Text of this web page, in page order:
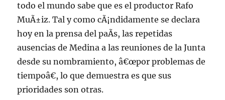
todo el mundo sabe que es el productor Rafo
MuÃ±iz. Tal y como cÃ¡ndidamente se declara
hoy en la prensa del paÃ­s, las repetidas
ausencias de Medina a las reuniones de la Junta
desde su nombramiento, â€œpor problemas de
tiempoâ€, lo que demuestra es que sus
prioridades son otras.